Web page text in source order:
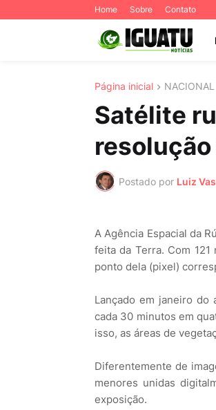
Home Sobre Contato
Página inicial NACIONAL
Satélite
resolução
Postado por Luiz
A Agência Espacial da
feita da Terra. Com
ponto dela (pixel)
Lançado em janeiro do
cada 30 minutos em
isso, as áreas de
Diferentemente de
menores unidas
exposição.